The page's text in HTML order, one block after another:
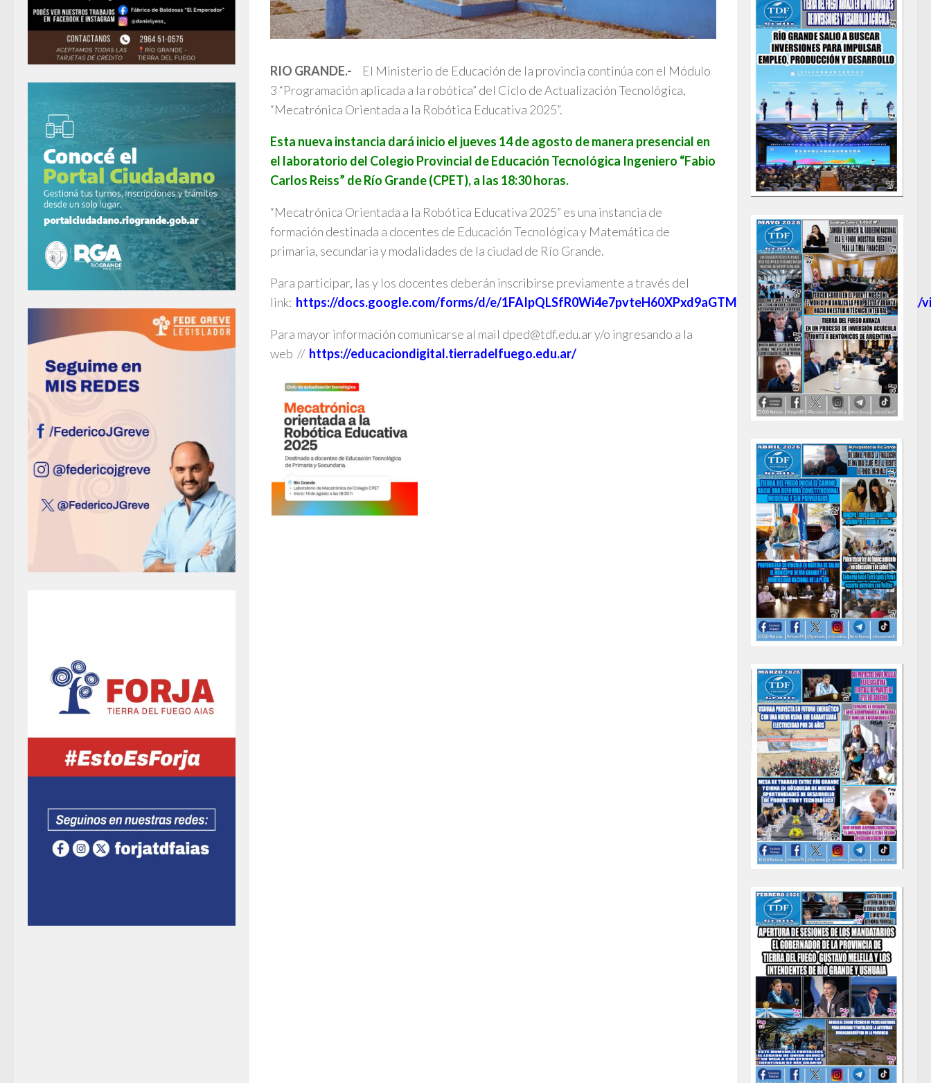
RIO GRANDE.- El Ministerio de Educación de la provincia continúa con el Módulo
3 “Programación aplicada a la robótica” del Ciclo de Actualización Tecnológica,
“Mecatrónica Orientada a la Robótica Educativa 2025”.
Esta nueva instancia dará inicio el jueves 14 de agosto de manera presencial en
el laboratorio del Colegio Provincial de Educación Tecnológica Ingeniero “Fabio
Carlos Reiss” de Río Grande (CPET), a las 18:30 horas.
“Mecatrónica Orientada a la Robótica Educativa 2025” es una instancia de
formación destinada a docentes de Educación Tecnológica y Matemática de
primaria, secundaria y modalidades de la ciudad de Río Grande.
Para participar, las y los docentes deberán inscribirse previamente a través del
link: https://docs.google.com/forms/d/e/1FAIpQLSfR0Wi4e7pvteH60XPxd9aGTMYYoHxwmCRFtCnDzu5O1hAllA/
Para mayor información comunicarse al mail dped@tdf.edu.ar y/o ingresando a la
web // https://educaciondigital.tierradelfuego.edu.ar/